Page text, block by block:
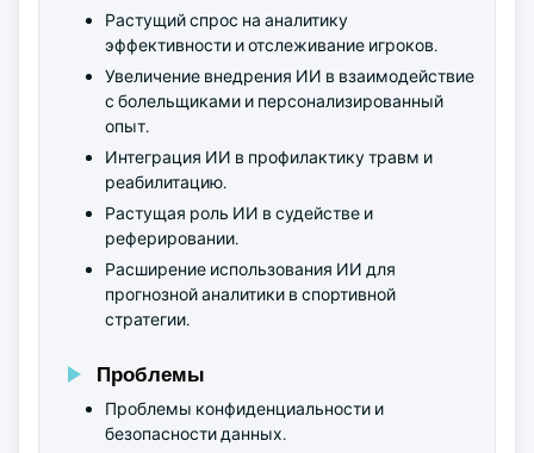
Растущий спрос на аналитику
эффективности и отслеживание игроков.
Увеличение внедрения ИИ в взаимодействие
с болельщиками и персонализированный
опыт.
Интеграция ИИ в профилактику травм и
реабилитацию.
Растущая роль ИИ в судействе и
реферировании.
Расширение использования ИИ для
прогнозной аналитики в спортивной
стратегии.
Проблемы
Проблемы конфиденциальности и
безопасности данных.